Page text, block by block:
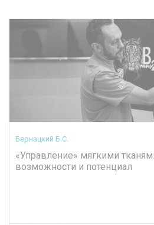
Бернацкий Б.С.
«Управление» мягкими
возможности и потенциал